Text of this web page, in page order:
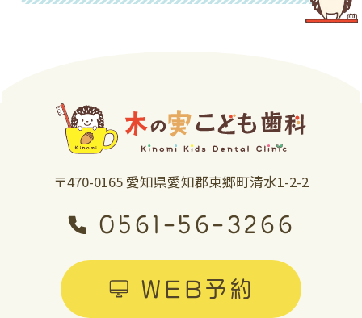
〒470-0165 愛知県愛知郡東郷町清水1-2-2
0561-56-3266
WEB予約